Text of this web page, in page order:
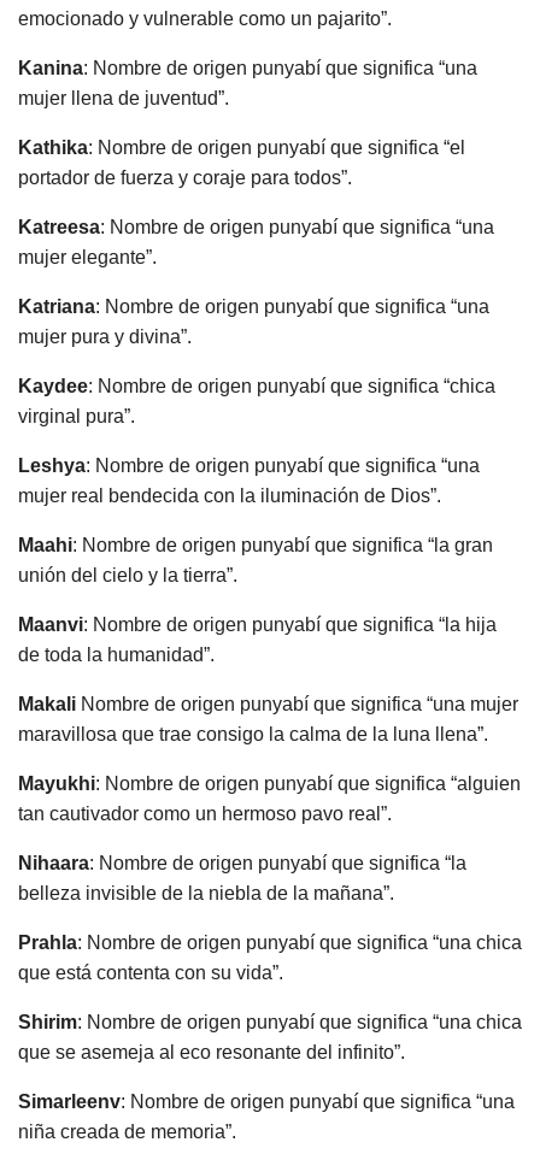
emocionado y vulnerable como un pajarito”.
Kanina: Nombre de origen punyabí que significa “una
mujer llena de juventud”.
Kathika: Nombre de origen punyabí que significa “el
portador de fuerza y ​​coraje para todos”.
Katreesa: Nombre de origen punyabí que significa “una
mujer elegante”.
Katriana: Nombre de origen punyabí que significa “una
mujer pura y divina”.
Kaydee: Nombre de origen punyabí que significa “chica
virginal pura”.
Leshya: Nombre de origen punyabí que significa “una
mujer real bendecida con la iluminación de Dios”.
Maahi: Nombre de origen punyabí que significa “la gran
unión del cielo y la tierra”.
Maanvi: Nombre de origen punyabí que significa “la hija
de toda la humanidad”.
Makali Nombre de origen punyabí que significa “una mujer
maravillosa que trae consigo la calma de la luna llena”.
Mayukhi: Nombre de origen punyabí que significa “alguien
tan cautivador como un hermoso pavo real”.
Nihaara: Nombre de origen punyabí que significa “la
belleza invisible de la niebla de la mañana”.
Prahla: Nombre de origen punyabí que significa “una chica
que está contenta con su vida”.
Shirim: Nombre de origen punyabí que significa “una chica
que se asemeja al eco resonante del infinito”.
Simarleenv: Nombre de origen punyabí que significa “una
niña creada de memoria”.